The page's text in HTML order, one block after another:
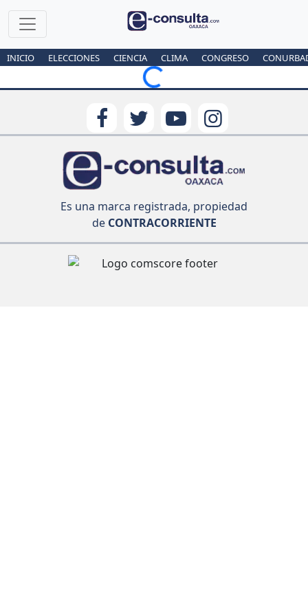
INICIO ELECCIONES CIENCIA CLIMA CONGRESO
Loading...
Es una marca registrada, propiedad
deCONTRACORRIENTE